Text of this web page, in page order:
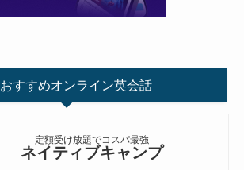
おすすめオンライン英会話
定額受け放題でコスパ最強
ネイティブキャンプ